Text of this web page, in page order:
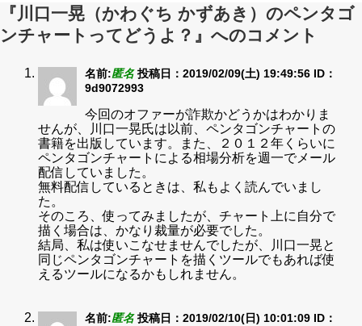
『川口一晃（かわぐち かずあき）のペンタゴ
ンチャートってどうよ？』へのコメント
名前:匿名 投稿日：2019/02/09(土) 19:49:56 ID：
9d9072993
今回のオファーが詐欺かどうかはわかりま
せんが、川口一晃氏は以前、ペンタゴンチャートの
書籍を出版しています。また、２０１２年くらいに
ペンタゴンチャートによる相場分析を週一でメール
配信していました。
無料配信しているときは、私もよく読んでいまし
た。
そのころ、使ってみましたが、チャート上に自分で
描く場合は、かなり裁量が必要でした。
結局、私は使いこなせませんでしたが、川口一晃と
同じペンタゴンチャートを描くツールでもあれば使
えるツールになるかもしれません。
名前:匿名 投稿日：2019/02/10(日) 10:01:09 ID：